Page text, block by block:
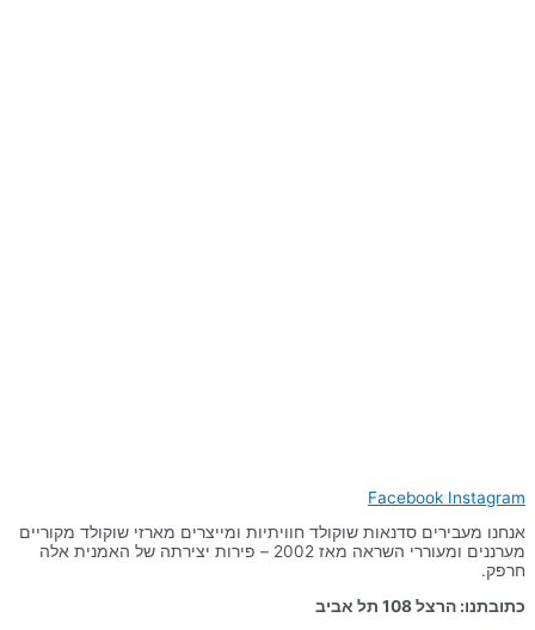
Facebook Instagram
אנחנו מעבירים סדנאות שוקולד חוויתיות ומייצרים מארזי שוקולד מקוריים
מערננים ומעוררי השראה מאז 2002 – פירות יצירתה של האמנית אלה
חרפק.
כתובתנו: הרצל 108 תל אביב